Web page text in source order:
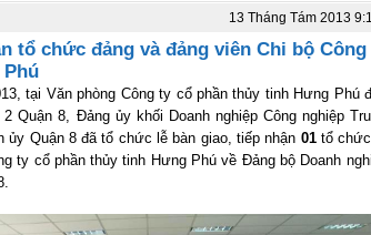
13 Tháng Tám 2013
tổ chức đảng và đảng viên Chi bộ
Văn phòng Công ty cổ phần thủy tinh Hưng Phú
Quận 8, Đảng ủy khối Doanh nghiệp Công nghiệp
ủy Quận 8 đã tổ chức lễ bàn giao, tiếp nhận 01tổ chức
ty cổ phần thủy tinh Hưng Phú về Đảng bộ Doanh